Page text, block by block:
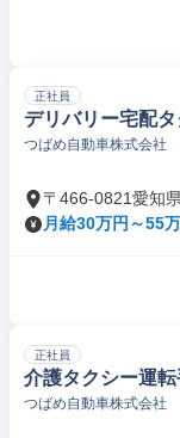
正社員
デリバリー宅配
つばめ自動車株式会社
〒466-0821愛知
月給30万円～55
正社員
介護タクシー運転
つばめ自動車株式会社